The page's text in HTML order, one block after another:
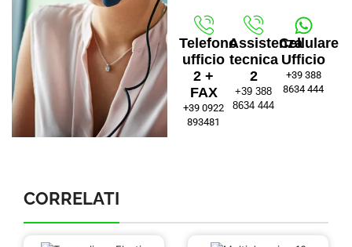
Telefono
ufficio
2 +
FAX
+39 0922
893481
Assistenza
tecnica
2
+39 388
8634 444
Cellulare
Ufficio
+39 388
8634 444
CORRELATI